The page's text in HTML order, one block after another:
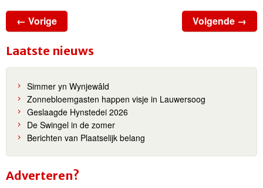
← Vorige Volgende →
Laatste nieuws
Simmer yn Wynjewâld
Zonnebloemgasten happen visje in Lauwersoog
Geslaagde Hynstedei 2026
De Swingel in de zomer
Berichten van Plaatselijk belang
Adverteren?